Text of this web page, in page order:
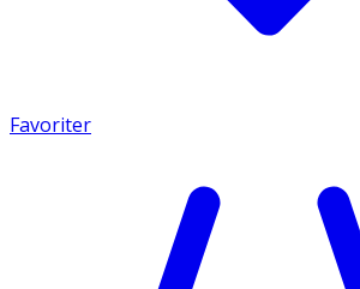
Favoriter